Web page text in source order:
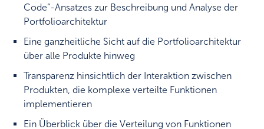
Code“-Ansatzes zur Beschreibung und Analyse der
Portfolioarchitektur
Eine ganzheitliche Sicht auf die Portfolioarchitektur
über alle Produkte hinweg
Transparenz hinsichtlich der Interaktion zwischen
Produkten, die komplexe verteilte Funktionen
implementieren
Ein Überblick über die Verteilung von Funktionen